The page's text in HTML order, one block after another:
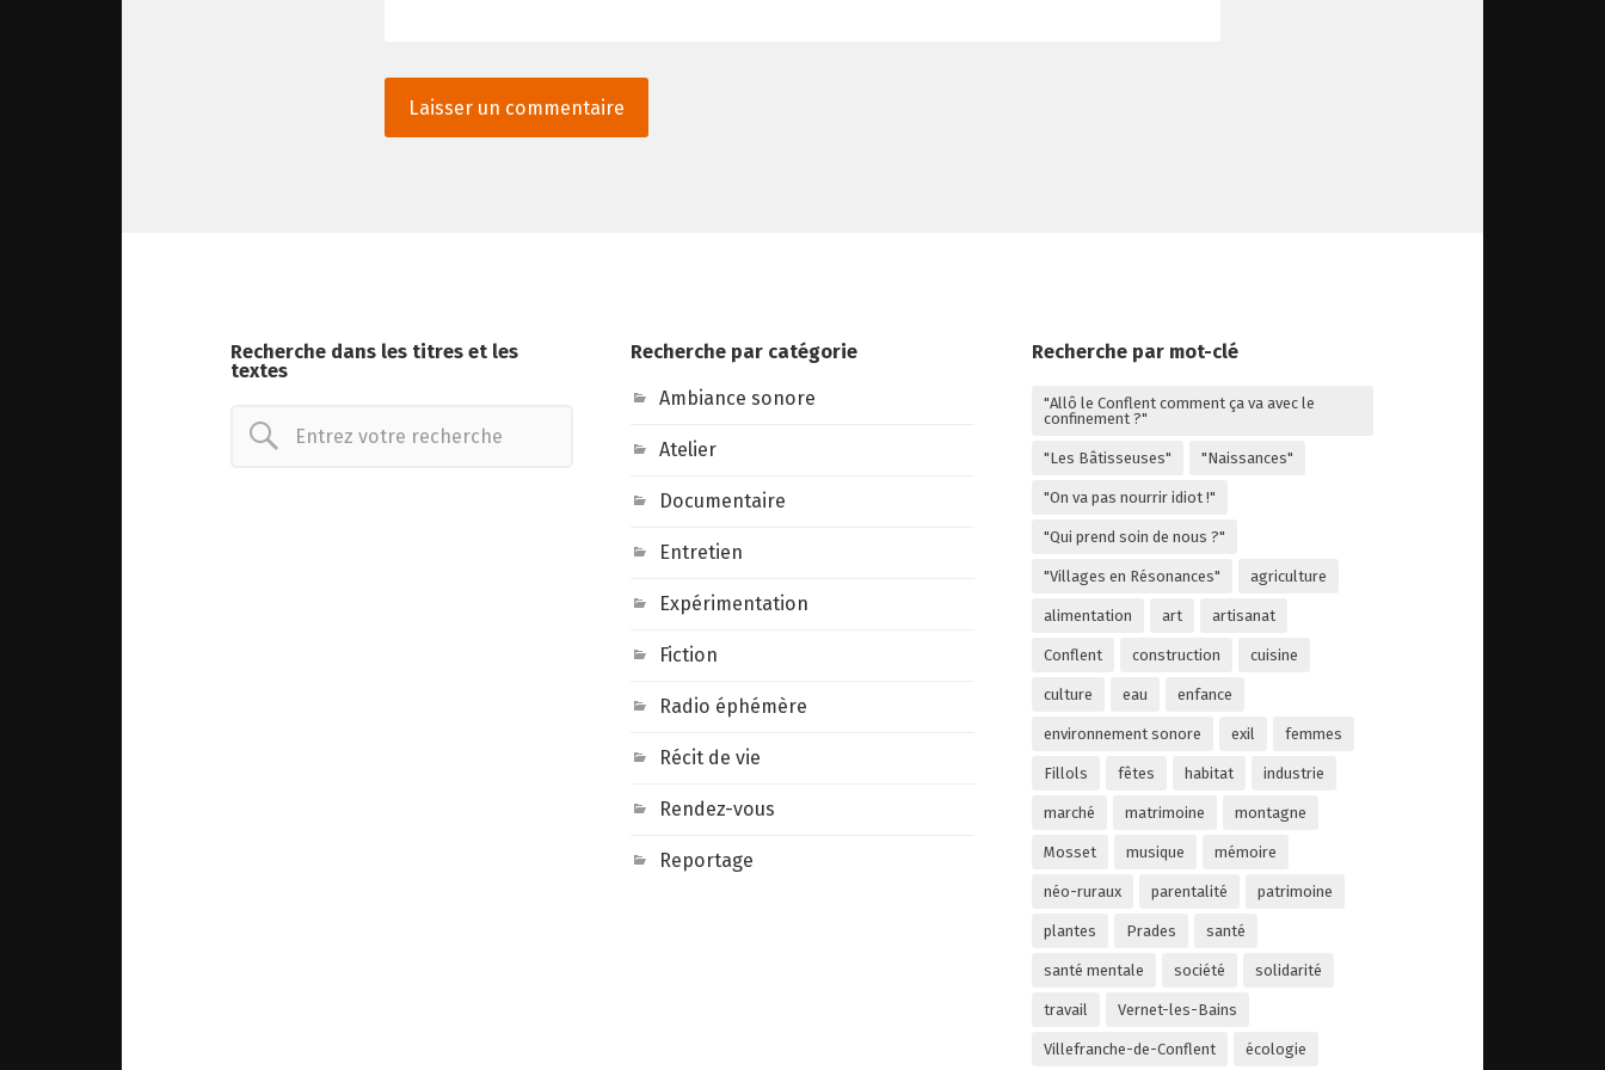
Recherche dans les titres et les
textes
Recherche par catégorie
Ambiance sonore
Atelier
Documentaire
Entretien
Expérimentation
Fiction
Radio éphémère
Récit de vie
Rendez-vous
Reportage
Recherche par mot-clé
"Allô le Conflent comment ça va avec le
confinement ?"
"Les Bâtisseuses" "Naissances"
"On va pas nourrir idiot !"
"Qui prend soin de nous ?"
"Villages en Résonances" agriculture
alimentation art artisanat
Conflent construction cuisine
culture eau enfance
environnement sonore exil femmes
Fillols fêtes habitat industrie
marché matrimoine montagne
Mosset musique mémoire
néo-ruraux parentalité patrimoine
plantes Prades santé
santé mentale société solidarité
travail Vernet-les-Bains
Villefranche-de-Conflent écologie